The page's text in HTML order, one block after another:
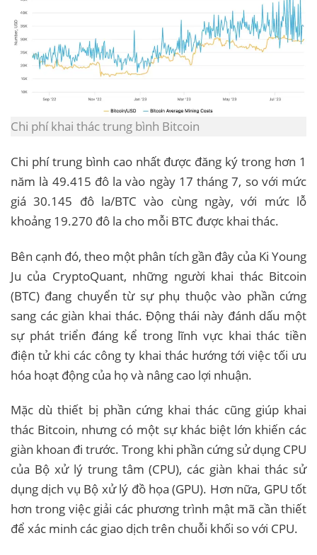
Chi phí khai thác trung bình Bitcoin
Chi phí trung bình cao nhất được đăng ký trong hơn 1
năm là 49.415 đô la vào ngày 17 tháng 7, so với mức
giá 30.145 đô la/BTC vào cùng ngày, với mức lỗ
khoảng 19.270 đô la cho mỗi BTC được khai thác.
Bên cạnh đó, theo một phân tích gần đây của Ki Young
Ju của CryptoQuant, những người khai thác Bitcoin
(BTC) đang chuyển từ sự phụ thuộc vào phần cứng
sang các giàn khai thác. Động thái này đánh dấu một
sự phát triển đáng kể trong lĩnh vực khai thác tiền
điện tử khi các công ty khai thác hướng tới việc tối ưu
hóa hoạt động của họ và nâng cao lợi nhuận.
Mặc dù thiết bị phần cứng khai thác cũng giúp khai
thác Bitcoin, nhưng có một sự khác biệt lớn khiến các
giàn khoan đi trước. Trong khi phần cứng sử dụng CPU
của Bộ xử lý trung tâm (CPU), các giàn khai thác sử
dụng dịch vụ Bộ xử lý đồ họa (GPU). Hơn nữa, GPU tốt
hơn trong việc giải các phương trình mật mã cần thiết
để xác minh các giao dịch trên chuỗi khối so với CPU.